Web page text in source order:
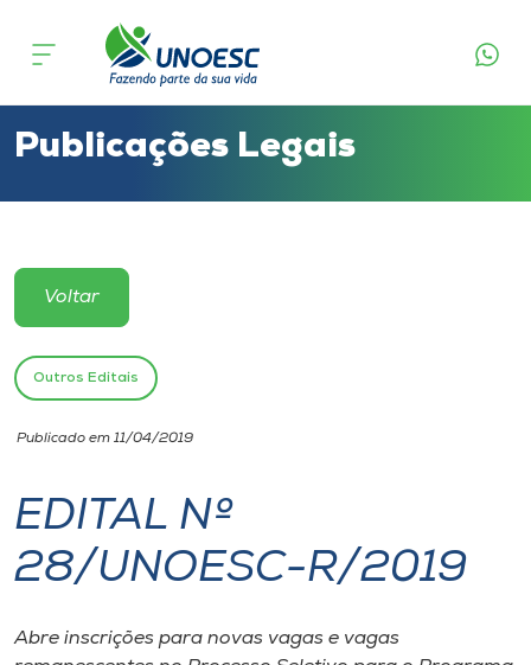
Cursos
Atendimento ao Estudante
Portal de Ensino
Unoesc
Internacionalização
I.nova
Diplomados
Publicações Legais
Voltar
Outros Editais
Publicado em 11/04/2019
EDITAL Nº
28/UNOESC-R/2019
Abre inscrições para novas vagas e vagas